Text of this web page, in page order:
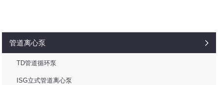
管道离心泵
TD管道循环泵
ISG立式管道离心泵